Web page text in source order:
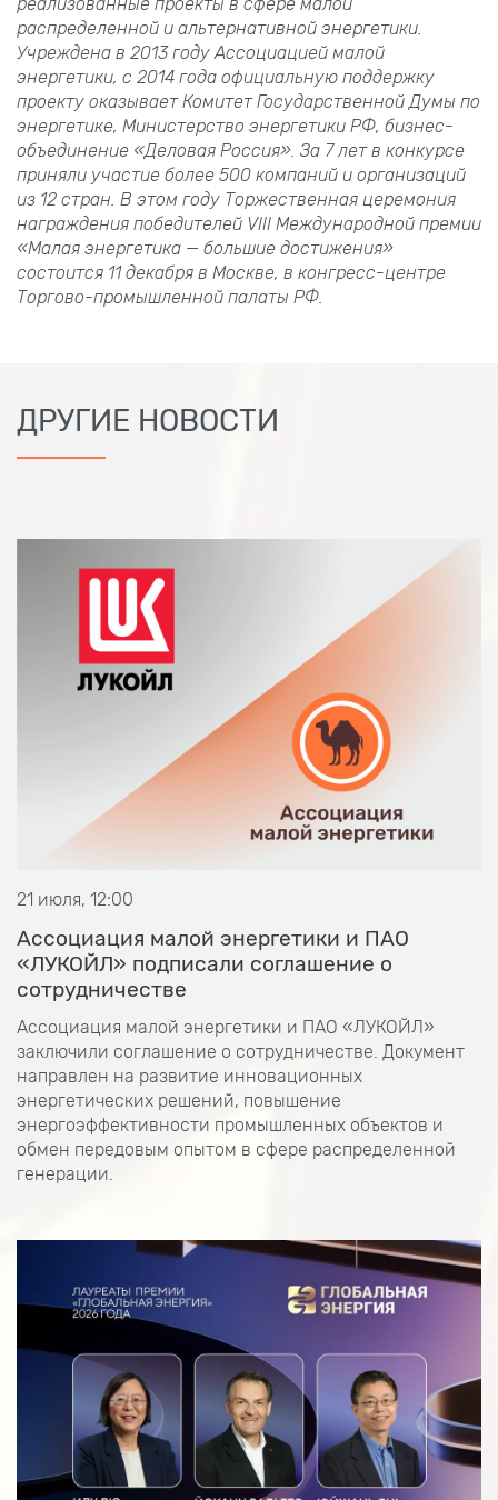
реализованные проекты в сфере малой
распределенной и альтернативной энергетики.
Учреждена в 2013 году Ассоциацией малой
энергетики, с 2014 года официальную поддержку
проекту оказывает Комитет Государственной Думы по
энергетике, Министерство энергетики РФ, бизнес-
объединение «Деловая Россия». За 7 лет в конкурсе
приняли участие более 500 компаний и организаций
из 12 стран. В этом году Торжественная церемония
награждения победителей VIII Международной премии
«Малая энергетика — большие достижения»
состоится 11 декабря в Москве, в конгресс-центре
Торгово-промышленной палаты РФ.
ДРУГИЕ НОВОСТИ
21 июля, 12:00
Ассоциация малой энергетики и ПАО
«ЛУКОЙЛ» подписали соглашение о
сотрудничестве
Ассоциация малой энергетики и ПАО «ЛУКОЙЛ»
заключили соглашение о сотрудничестве. Документ
направлен на развитие инновационных
энергетических решений, повышение
энергоэффективности промышленных объектов и
обмен передовым опытом в сфере распределенной
генерации.